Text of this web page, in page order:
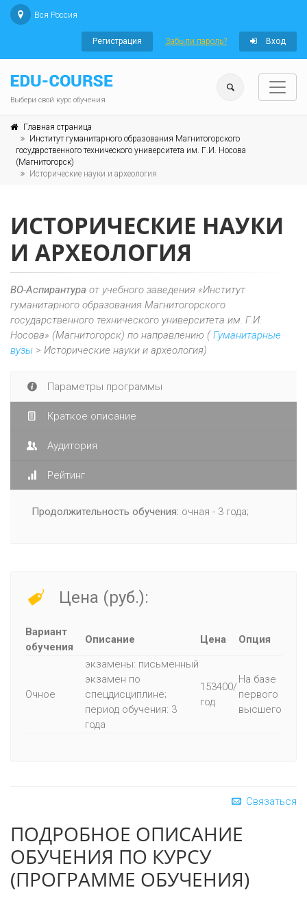
Вся Россия
Регистрация Забыли пароль? Вход
Выбери свой курс обучения
Главная страница
Институт гуманитарного образования Магнитогорского
государственного технического университета им. Г.И. Носова
(Магнитогорск)
Исторические науки и археология
ИСТОРИЧЕСКИЕ НАУКИ
И АРХЕОЛОГИЯ
ВО-Аспирантура от учебного заведения «Институт
гуманитарного образования Магнитогорского
государственного технического университета им. Г.И.
Носова» (Магнитогорск) по направлению (Гуманитарные
вузы > Исторические науки и археология)
Параметры программы
Краткое описание
Аудитория
Рейтинг
Продолжительность обучения: очная - 3 года;
Цена (руб.):
Вариант
обучения
Описание Цена Опция
Очное
экзамены: письменный
экзамен по
спецдисциплине;
период обучения: 3
года
153400/
год
На базе
первого
высшего
Связаться
ПОДРОБНОЕ ОПИСАНИЕ
ОБУЧЕНИЯ ПО КУРСУ
(ПРОГРАММЕ ОБУЧЕНИЯ)